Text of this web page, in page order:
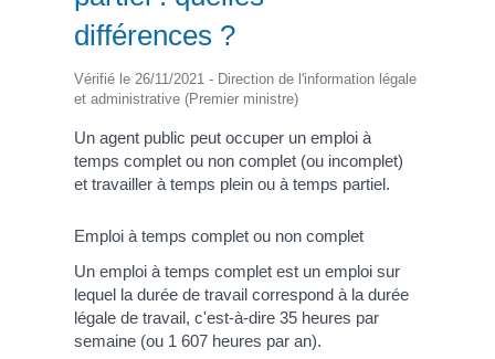
différences ?
Vérifié le 26/11/2021 - Direction de l'information légale
et administrative (Premier ministre)
Un agent public peut occuper un emploi à
temps complet ou non complet (ou incomplet)
et travailler à temps plein ou à temps partiel.
Emploi à temps complet ou non complet
Un emploi à temps complet est un emploi sur
lequel la durée de travail correspond à la durée
légale de travail, c'est-à-dire 35 heures par
semaine (ou 1 607 heures par an).